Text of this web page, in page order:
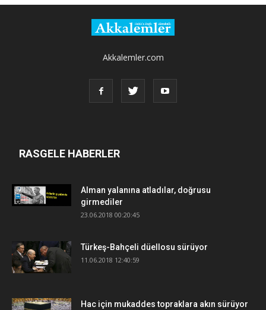
Akkalemler.com
RASGELE HABERLER
Alman yalanına atladılar, doğrusu
girmediler
23.06.2018 00:20:45
Türkeş-Bahçeli düellosu sürüyor
11.06.2018 12:40:59
Hac için mukaddes topraklara akın sürüyor